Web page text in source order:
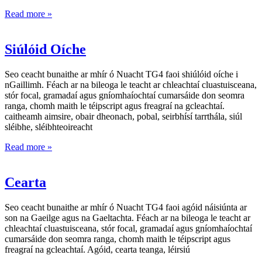
Read more »
Siúlóid Oíche
Seo ceacht bunaithe ar mhír ó Nuacht TG4 faoi shiúlóid oíche i
nGaillimh. Féach ar na bileoga le teacht ar chleachtaí cluastuisceana,
stór focal, gramadaí agus gníomhaíochtaí cumarsáide don seomra
ranga, chomh maith le téipscript agus freagraí na gcleachtaí.
caitheamh aimsire, obair dheonach, pobal, seirbhísí tarrthála, siúl
sléibhe, sléibhteoireacht
Read more »
Cearta
Seo ceacht bunaithe ar mhír ó Nuacht TG4 faoi agóid náisiúnta ar
son na Gaeilge agus na Gaeltachta. Féach ar na bileoga le teacht ar
chleachtaí cluastuisceana, stór focal, gramadaí agus gníomhaíochtaí
cumarsáide don seomra ranga, chomh maith le téipscript agus
freagraí na gcleachtaí. Agóid, cearta teanga, léirsiú